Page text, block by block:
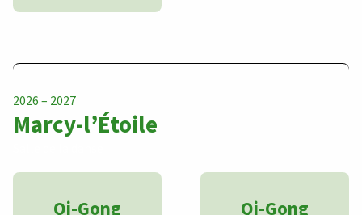
2026 – 2027
Marcy-l’Étoile
Qi-Gong
Qi-Gong